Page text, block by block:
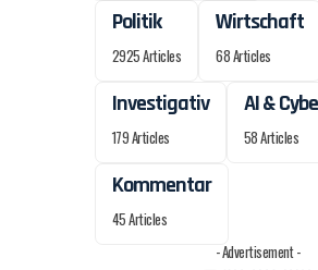
Politik
2925 Articles
Wirtschaft
68 Articles
Investigativ
179 Articles
AI &
58 Articles
Kommentar
45 Articles
- Advertisement -